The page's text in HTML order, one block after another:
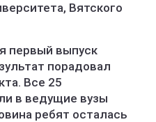
Вятского
первый выпуск
порадовал
Все 25
в ведущие вузы
ребят осталась